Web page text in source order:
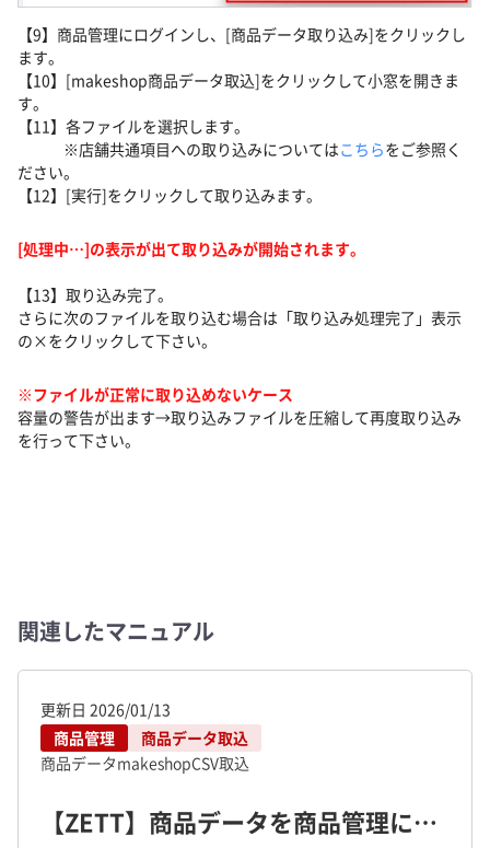
【9】商品管理にログインし、[商品データ取り込み]をクリックし
ます。
【10】[makeshop商品データ取込]をクリックして小窓を開きま
す。
【11】各ファイルを選択します。
※店舗共通項目への取り込みについてはこちらをご参照く
ださい。
【12】[実行]をクリックして取り込みます。
[処理中…]の表示が出て取り込みが開始されます。
【13】取り込み完了。
さらに次のファイルを取り込む場合は「取り込み処理完了」表示
の×をクリックして下さい。
※ファイルが正常に取り込めないケース
容量の警告が出ます→取り込みファイルを圧縮して再度取り込み
を行って下さい。
関連したマニュアル
更新日 2026/01/13
商品管理
商品データ取込
商品データmakeshopCSV取込
【ZETT】商品データを商品管理に取り込む方法について